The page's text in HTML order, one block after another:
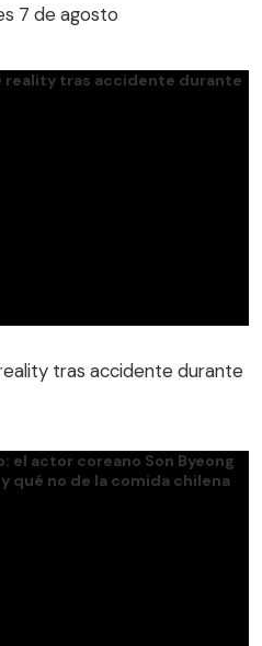
7 de agosto
tras accidente durante